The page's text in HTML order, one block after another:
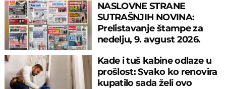
NASLOVNE STRANE
SUTRAŠNJIH NOVINA:
Prelistavanje štampe za
nedelju, 9. avgust 2026.
Kade i tuš kabine odlaze u
prošlost: Svako ko renovira
kupatilo sada želi ovo